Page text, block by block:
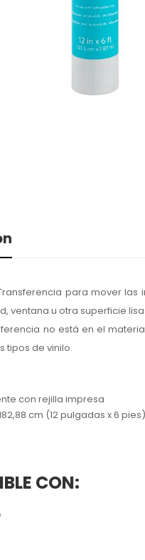
para mover
ventana u otra superficie
no está en el
tipos de vinilo.
con rejilla impresa
cm (12 pulgadas x 6 pies)
CON: